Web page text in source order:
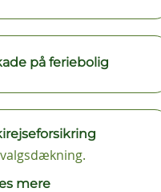
på feriebolig
mere